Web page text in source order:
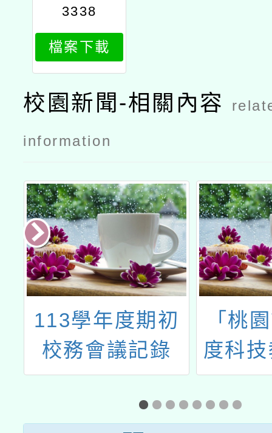
3338
檔案下載
校園新聞-相關內容
information
113學年度期初
校務會議記錄
「桃
度科
實作